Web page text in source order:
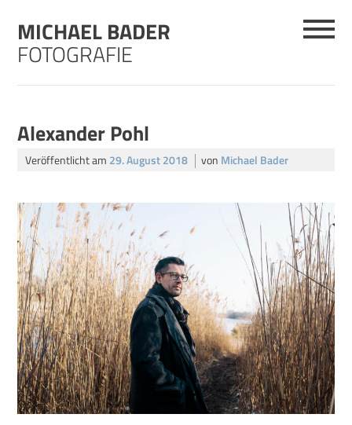
contentMICHAEL BADER
FOTOGRAFIE
Alexander Pohl
Veröffentlicht am 29. August 2018 von Michael Bader